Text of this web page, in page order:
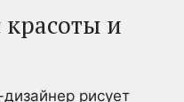
и
рисует